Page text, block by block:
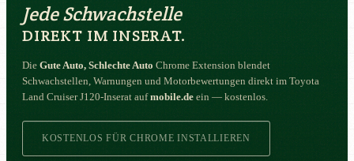
Jede Schwachstelle
DIREKT IM INSERAT.
Die Gute Auto, Schlechte Auto Chrome Extension blendet
Schwachstellen, Warnungen und Motorbewertungen direkt im Toyota
Land Cruiser J120-Inserat aufmobile.de ein — kostenlos.
KOSTENLOS FÜR CHROME INSTALLIEREN